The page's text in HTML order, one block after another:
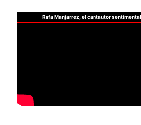
Rafa Manjarrez, el cantautor sentimental